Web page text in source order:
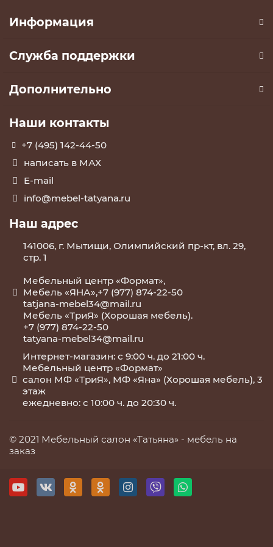
Информация
Служба поддержки
Дополнительно
Наши контакты
+7 (495) 142-44-50
написать в МАХ
E-mail
info@mebel-tatyana.ru
Наш адрес
141006, г. Мытищи, Олимпийский пр-кт, вл. 29,
стр. 1
Мебельный центр «Формат»,
Мебель «ЯНА»,+7 (977) 874-22-50
tatjana-mebel34@mail.ru
Мебель «ТриЯ» (Хорошая мебель).
+7 (977) 874-22-50
tatyana-mebel34@mail.ru
Интернет-магазин: с 9:00 ч. до 21:00 ч.
Мебельный центр «Формат»
салон МФ «ТриЯ», МФ «Яна» (Хорошая мебель), 3
этаж
ежедневно: с 10:00 ч. до 20:30 ч.
© 2021 Мебельный салон «Татьяна» - мебель на
заказ